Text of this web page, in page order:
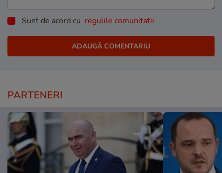
Sunt de acord cu regulile comunitatii
PARTENERI